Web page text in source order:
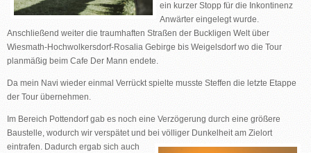
ein kurzer Stopp für die Inkontinenz
Anwärter eingelegt wurde.
Anschließend weiter die traumhaften Straßen der Buckligen Welt über
Wiesmath-Hochwolkersdorf-Rosalia Gebirge bis Weigelsdorf wo die Tour
planmäßig beim Cafe Der Mann endete.
Da mein Navi wieder einmal Verrückt spielte musste Steffen die letzte Etappe
der Tour übernehmen.
Im Bereich Pottendorf gab es noch eine Verzögerung durch eine größere
Baustelle, wodurch wir verspätet und bei völliger Dunkelheit am Zielort
eintrafen. Dadurch ergab sich auch